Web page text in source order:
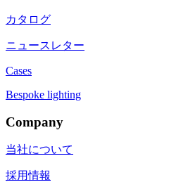
カタログ
ニュースレター
Cases
Bespoke lighting
Company
当社について
採用情報